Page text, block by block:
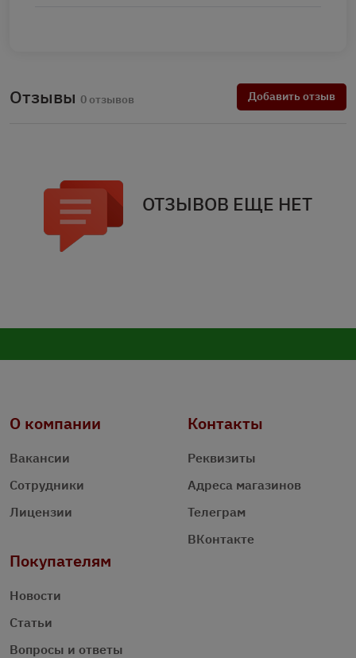
Отзывы 0 отзывов Добавить отзыв
ОТЗЫВОВ ЕЩЕ НЕТ
О компании
Вакансии
Сотрудники
Лицензии
Контакты
Реквизиты
Адреса магазинов
Телеграм
ВКонтакте
Покупателям
Новости
Статьи
Вопросы и ответы